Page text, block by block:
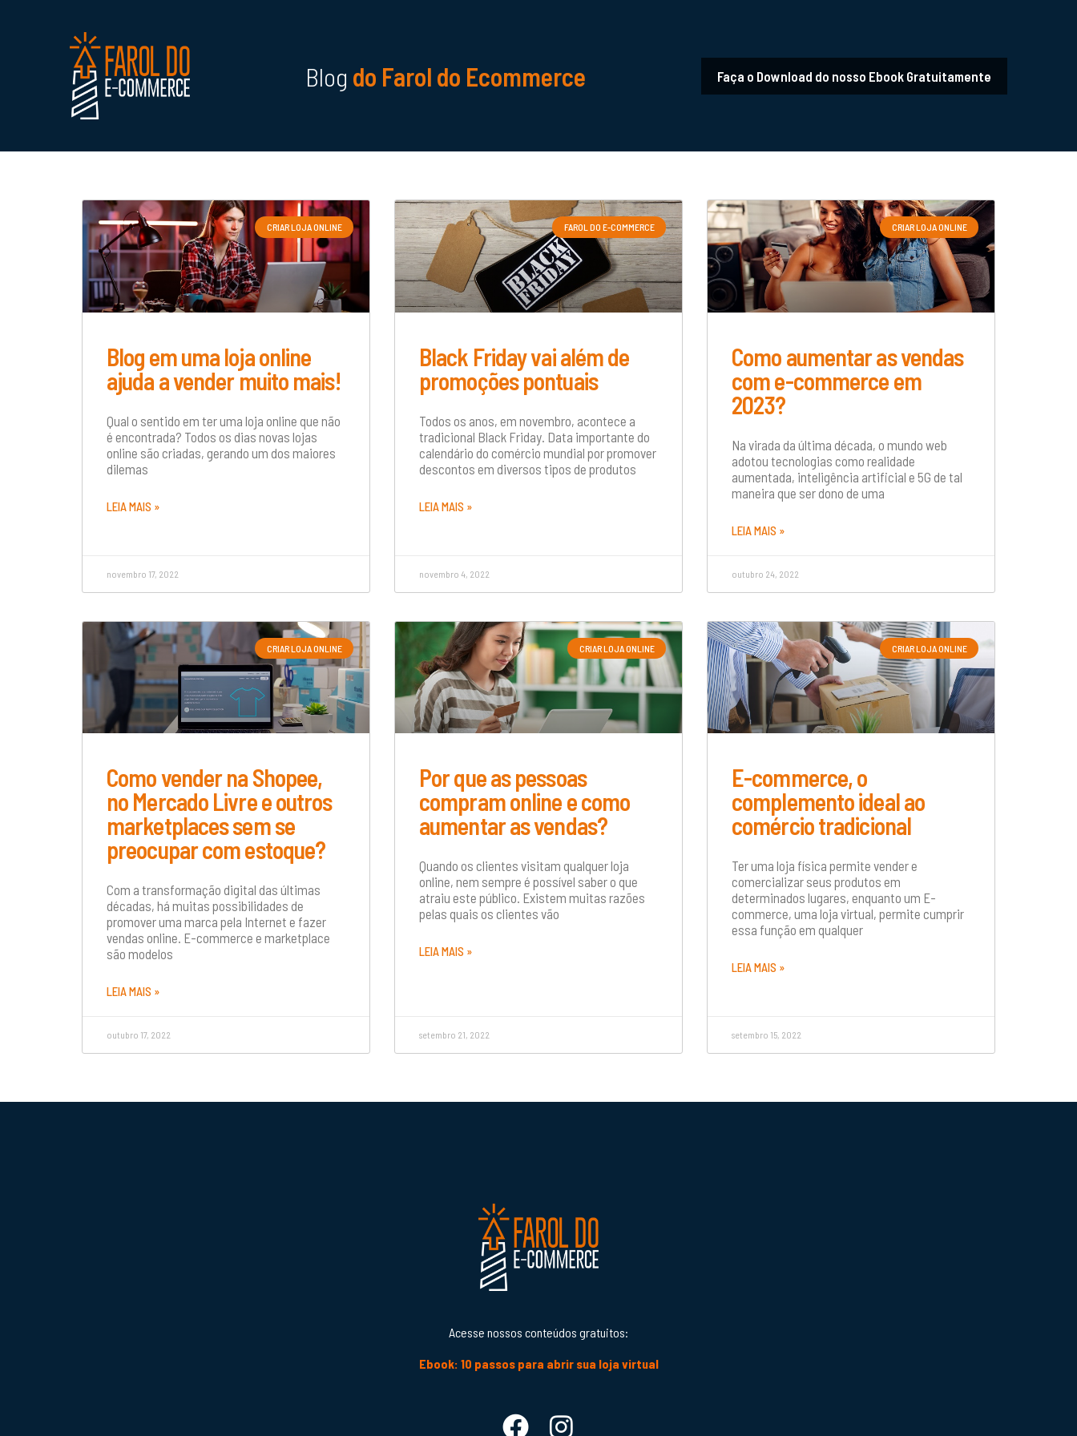
Blog do Farol do Ecommerce Faça o Download do nosso Ebook Gratuitamente
CRIAR LOJA ONLINE
Blog em uma loja online
ajuda a vender muito mais!
Qual o sentido em ter uma loja online que não
é encontrada? Todos os dias novas lojas
online são criadas, gerando um dos maiores
dilemas
LEIA MAIS »
novembro 17, 2022
FAROL DO E-COMMERCE
Black Friday vai além de
promoções pontuais
Todos os anos, em novembro, acontece a
tradicional Black Friday. Data importante do
calendário do comércio mundial por promover
descontos em diversos tipos de produtos
LEIA MAIS »
novembro 4, 2022
CRIAR LOJA ONLINE
Como aumentar as vendas
com e-commerce em
2023?
Na virada da última década, o mundo web
adotou tecnologias como realidade
aumentada, inteligência artificial e 5G de tal
maneira que ser dono de uma
LEIA MAIS »
outubro 24, 2022
CRIAR LOJA ONLINE
Como vender na Shopee,
no Mercado Livre e outros
marketplaces sem se
preocupar com estoque?
Com a transformação digital das últimas
décadas, há muitas possibilidades de
promover uma marca pela Internet e fazer
vendas online. E-commerce e marketplace
são modelos
LEIA MAIS »
outubro 17, 2022
CRIAR LOJA ONLINE
Por que as pessoas
compram online e como
aumentar as vendas?
Quando os clientes visitam qualquer loja
online, nem sempre é possível saber o que
atraiu este público. Existem muitas razões
pelas quais os clientes vão
LEIA MAIS »
setembro 21, 2022
CRIAR LOJA ONLINE
E-commerce, o
complemento ideal ao
comércio tradicional
Ter uma loja física permite vender e
comercializar seus produtos em
determinados lugares, enquanto um E-
commerce, uma loja virtual, permite cumprir
essa função em qualquer
LEIA MAIS »
setembro 15, 2022
Acesse nossos conteúdos gratuitos:
Ebook: 10 passos para abrir sua loja virtual